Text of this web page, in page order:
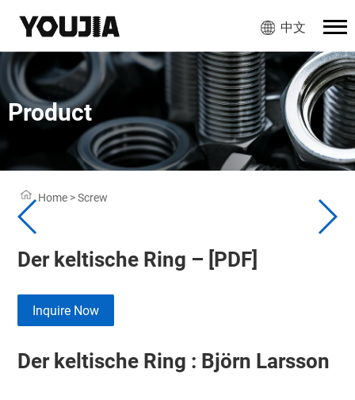
中文
Product
Home >Screw
Der keltische Ring – [PDF]
Inquire Now
Der keltische Ring : Björn Larsson